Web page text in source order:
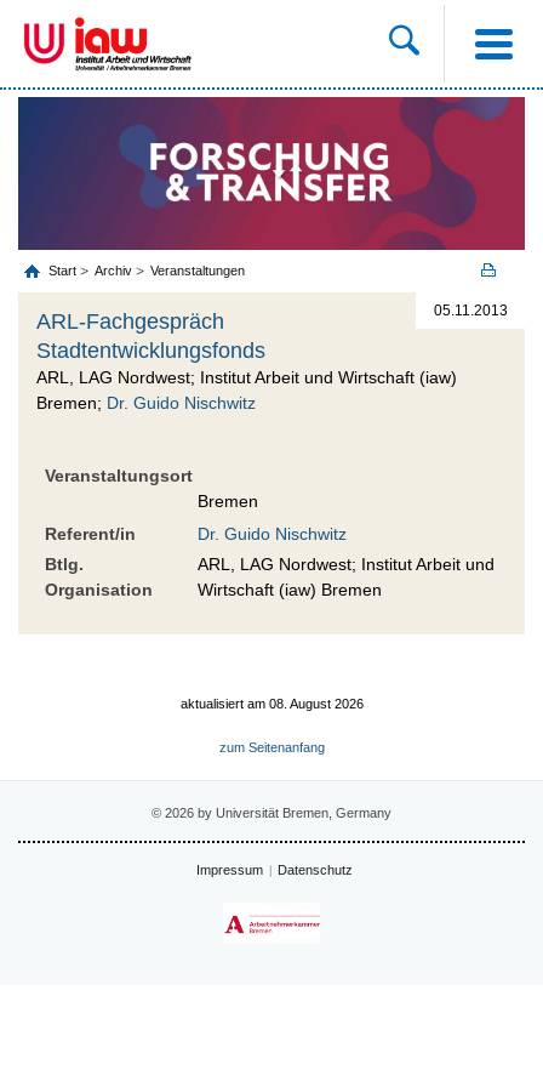
Start Archiv Veranstaltungen
05.11.2013
ARL-Fachgespräch
Stadtentwicklungsfonds
ARL, LAG Nordwest; Institut Arbeit und Wirtschaft (iaw)
Bremen; Dr. Guido Nischwitz
Veranstaltungsort
Bremen
Referent/in
Dr. Guido Nischwitz
Btlg.
Organisation
ARL, LAG Nordwest; Institut Arbeit und
Wirtschaft (iaw) Bremen
aktualisiert am 08. August 2026
zum Seitenanfang
© 2026 by Universität Bremen, Germany
Impressum Datenschutz